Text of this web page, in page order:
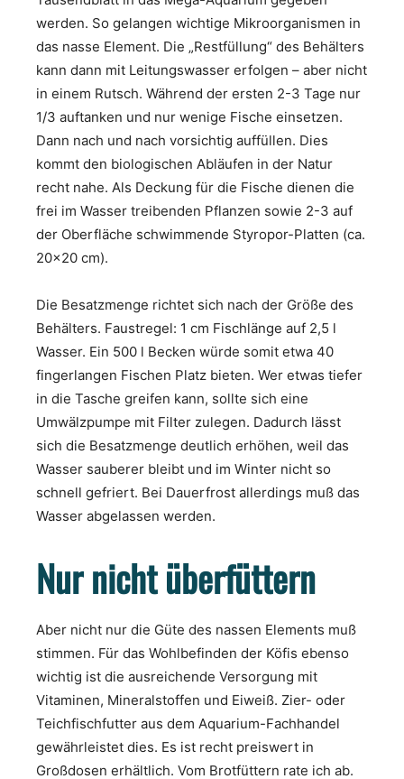
werden. So gelangen wichtige Mikroorganismen in
das nasse Element. Die „Restfüllung“ des Behälters
kann dann mit Leitungswasser erfolgen – aber nicht
in einem Rutsch. Während der ersten 2-3 Tage nur
1/3 auftanken und nur wenige Fische einsetzen.
Dann nach und nach vorsichtig auffüllen. Dies
kommt den biologischen Abläufen in der Natur
recht nahe. Als Deckung für die Fische dienen die
frei im Wasser treibenden Pflanzen sowie 2-3 auf
der Oberfläche schwimmende Styropor-Platten (ca.
20×20 cm).
Die Besatzmenge richtet sich nach der Größe des
Behälters. Faustregel: 1 cm Fischlänge auf 2,5 l
Wasser. Ein 500 l Becken würde somit etwa 40
fingerlangen Fischen Platz bieten. Wer etwas tiefer
in die Tasche greifen kann, sollte sich eine
Umwälzpumpe mit Filter zulegen. Dadurch lässt
sich die Besatzmenge deutlich erhöhen, weil das
Wasser sauberer bleibt und im Winter nicht so
schnell gefriert. Bei Dauerfrost allerdings muß das
Wasser abgelassen werden.
Nur nicht überfüttern
Aber nicht nur die Güte des nassen Elements muß
stimmen. Für das Wohlbefinden der Köfis ebenso
wichtig ist die ausreichende Versorgung mit
Vitaminen, Mineralstoffen und Eiweiß. Zier- oder
Teichfischfutter aus dem Aquarium-Fachhandel
gewährleistet dies. Es ist recht preiswert in
Großdosen erhältlich. Vom Brotfüttern rate ich ab.